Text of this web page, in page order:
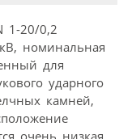
1-20/0,2
номинальная
для
ударного
камней,